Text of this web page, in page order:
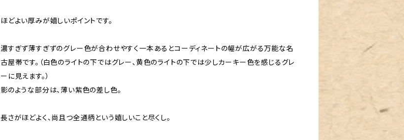
ほどよい厚みが嬉しいポイントです。
濃すぎず薄すぎずのグレー色が合わせやすく一本あるとコーディネートの幅が広がる万能な名
古屋帯です。（白色のライトの下ではグレー、黄色のライトの下では少しカーキー色を感じるグレ
ーに見えます。）
影のような部分は、薄い紫色の差し色。
長さがほどよく、尚且つ全通柄という嬉しいこと尽くし。